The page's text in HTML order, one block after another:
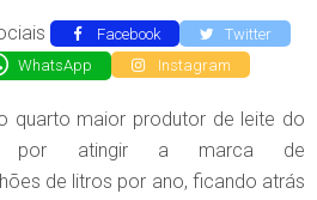
Facebook
Twitter
WhatsApp Instagram
quarto maior produtor de leite do
por atingir a marca de
de litros por ano, ficando atrás